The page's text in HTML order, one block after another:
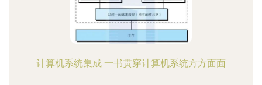
计算机系统集成 一书贯穿计算机系统方方面面